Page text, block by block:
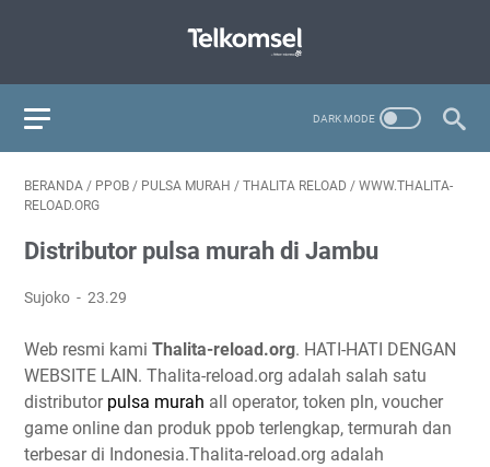
BERANDA / PPOB / PULSA MURAH / THALITA RELOAD / WWW.THALITA-
RELOAD.ORG
Distributor pulsa murah di Jambu
Sujoko 23.29
Web resmi kami Thalita-reload.org. HATI-HATI DENGAN
WEBSITE LAIN. Thalita-reload.org adalah salah satu
distributor pulsa murah all operator, token pln, voucher
game online dan produk ppob terlengkap, termurah dan
terbesar di Indonesia.Thalita-reload.org adalah